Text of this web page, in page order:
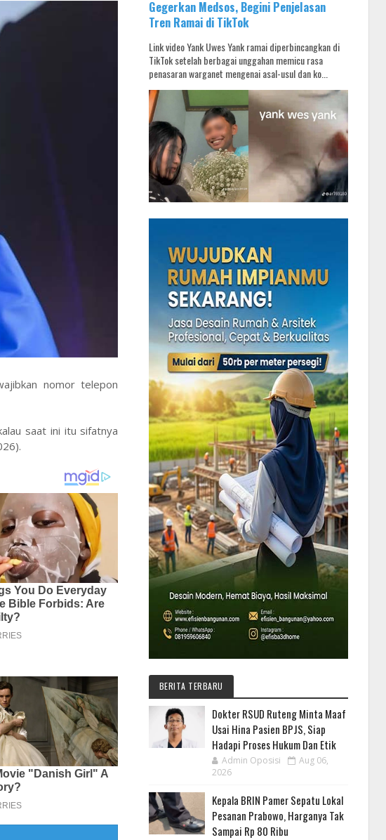
nomor telepon
saat ini itu sifatnya
Gegerkan Medsos, Begini Penjelasan
Tren Ramai di TikTok
Link video Yank Uwes Yank ramai diperbincangkan di
TikTok setelah berbagai unggahan memicu rasa
penasaran warganet mengenai asal-usul dan ko...
BERITA TERBARU
Dokter RSUD Ruteng Minta Maaf
Usai Hina Pasien BPJS, Siap
Hadapi Proses Hukum Dan Etik
Admin Oposisi
Aug 06,
2026
Kepala BRIN Pamer Sepatu Lokal
Pesanan Prabowo, Harganya Tak
Sampai Rp 80 Ribu